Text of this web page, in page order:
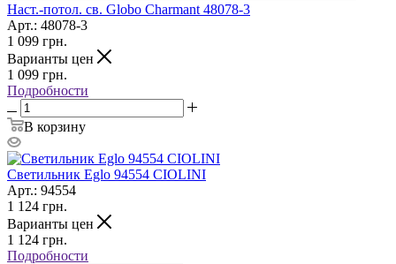
Наст.-потол. св. Globo Charmant 48078-3
Арт.: 48078-3
1 099 грн.
Варианты цен
1 099 грн.
Подробности
В корзину
Светильник Eglo 94554 CIOLINI
Арт.: 94554
1 124 грн.
Варианты цен
1 124 грн.
Подробности